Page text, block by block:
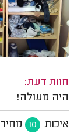
חוות דעת:
היה מעולה!
איכות 10 מחיר